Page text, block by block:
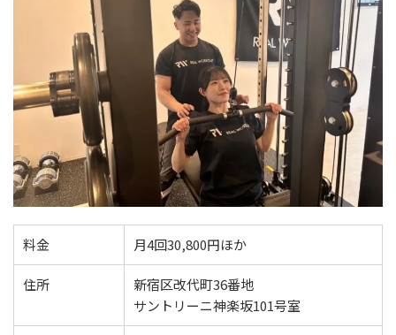
料金 月4回30,800円ほか
住所
新宿区改代町36番地
サントリーニ神楽坂101号室